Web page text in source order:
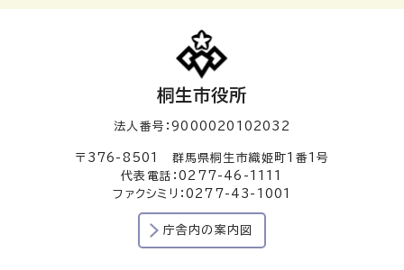
桐生市役所
法人番号：9000020102032
〒376-8501 群馬県桐生市織姫町1番1号
代表電話：0277-46-1111
ファクシミリ：0277-43-1001
庁舎内の案内図